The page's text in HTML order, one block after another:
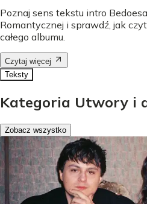
Poznaj sens tekstu intro
Romantycznej i sprawdź, jak
całego albumu.
Czytaj więcej
Teksty
Kategoria Utwory i
Zobacz wszystko